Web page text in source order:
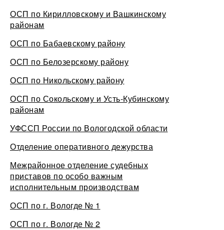
ОСП по Кирилловскому и Вашкинскому
районам
ОСП по Бабаевскому району
ОСП по Белозерскому району
ОСП по Никольскому району
ОСП по Сокольскому и Усть-Кубинскому
районам
УФССП России по Вологодской области
Отделение оперативного дежурства
Межрайонное отделение судебных
приставов по особо важным
исполнительным производствам
ОСП по г. Вологде № 1
ОСП по г. Вологде № 2